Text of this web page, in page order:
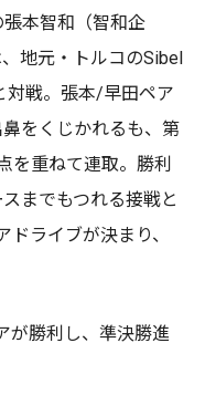
本智和（智和企
地元・トルコのSibel
対戦。張本/早田ペア
をくじかれるも、第
を重ねて連取。勝利
までもつれる接戦と
ライブが決まり、
が勝利し、準決勝進